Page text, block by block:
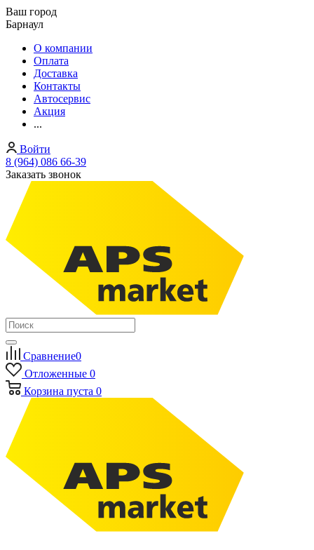
Ваш город
Барнаул
О компании
Оплата
Доставка
Контакты
Автосервис
Акция
...
Войти
8 (964) 086 66-39
Заказать звонок
Сравнение0
Отложенные 0
Корзина пуста 0